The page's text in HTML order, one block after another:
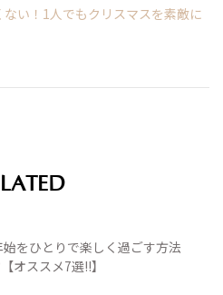
い！1人でもクリスマスを素敵に
をひとりで楽しく過ごす方法
オススメ7選!!】